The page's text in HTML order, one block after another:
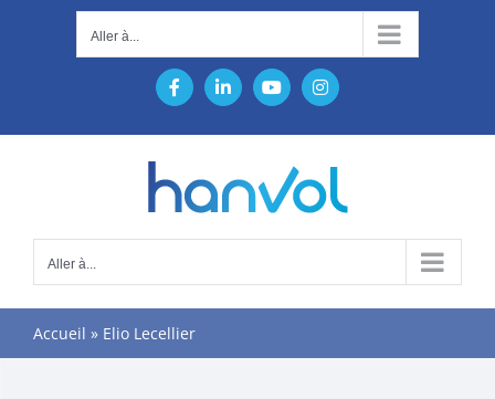
Aller à...
FacebookLinkedInYouTubeInstagram
Aller à...
Accueil » Elio Lecellier